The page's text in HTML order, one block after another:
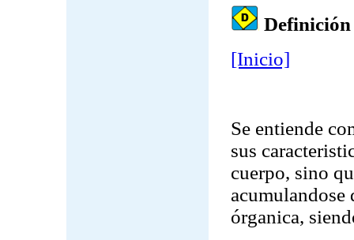
Definición
[Inicio]
Se entiende
sus
cuerpo, sino
acumulandose
órganica,